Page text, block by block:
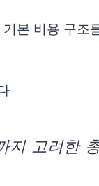
본 비용 구조
고려한